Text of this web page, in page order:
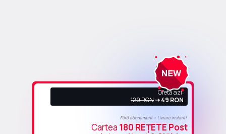
Fără abonament • Livrare instant!
Ofetă azi:
129 RON➝ 49 RON
Cartea 180 REȚETE Post